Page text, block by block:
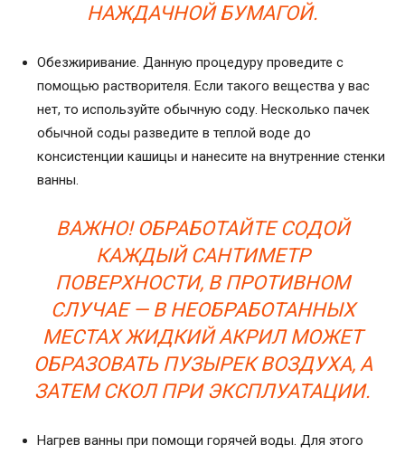
НАЖДАЧНОЙ БУМАГОЙ.
Обезжиривание. Данную процедуру проведите с
помощью растворителя. Если такого вещества у вас
нет, то используйте обычную соду. Несколько пачек
обычной соды разведите в теплой воде до
консистенции кашицы и нанесите на внутренние стенки
ванны.
ВАЖНО! ОБРАБОТАЙТЕ СОДОЙ
КАЖДЫЙ САНТИМЕТР
ПОВЕРХНОСТИ, В ПРОТИВНОМ
СЛУЧАЕ — В НЕОБРАБОТАННЫХ
МЕСТАХ ЖИДКИЙ АКРИЛ МОЖЕТ
ОБРАЗОВАТЬ ПУЗЫРЕК ВОЗДУХА, А
ЗАТЕМ СКОЛ ПРИ ЭКСПЛУАТАЦИИ.
Нагрев ванны при помощи горячей воды. Для этого